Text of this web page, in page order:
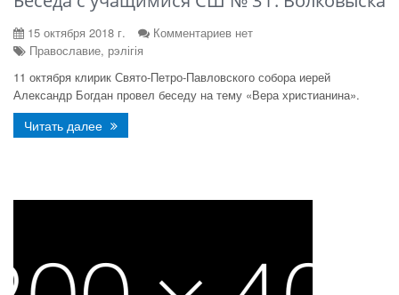
15 октября 2018 г.
Комментариев нет
Православие, рэлігія
11 октября клирик Свято-Петро-Павловского собора иерей
Александр Богдан провел беседу на тему «Вера христианина».
Читать далее